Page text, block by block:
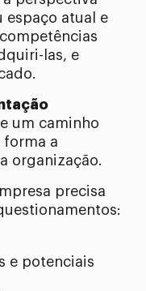
espaço atual e
las, e
um caminho
forma a
organização.
precisa
e potenciais